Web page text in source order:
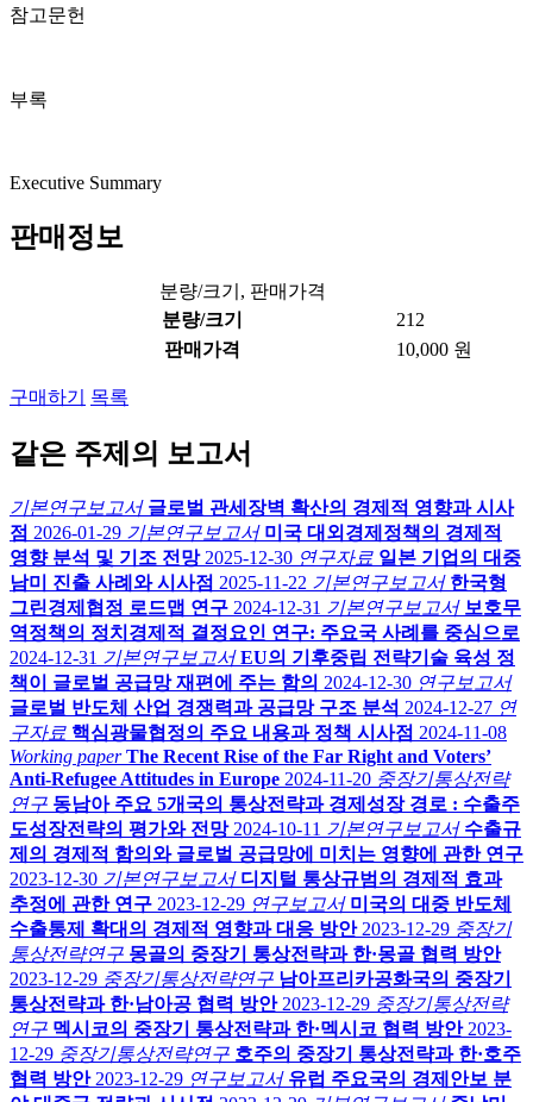
참고문헌
부록
Executive Summary
판매정보
분량/크기, 판매가격
분량/크기
212
판매가격
10,000 원
구매하기 목록
같은 주제의 보고서
기본연구보고서 글로벌 관세장벽 확산의 경제적 영향과 시사
점 2026-01-29 기본연구보고서 미국 대외경제정책의 경제적
영향 분석 및 기조 전망 2025-12-30 연구자료 일본 기업의 대중
남미 진출 사례와 시사점 2025-11-22 기본연구보고서 한국형
그린경제협정 로드맵 연구 2024-12-31 기본연구보고서 보호무
역정책의 정치경제적 결정요인 연구: 주요국 사례를 중심으로
2024-12-31 기본연구보고서 EU의 기후중립 전략기술 육성 정
책이 글로벌 공급망 재편에 주는 함의 2024-12-30 연구보고서
글로벌 반도체 산업 경쟁력과 공급망 구조 분석 2024-12-27 연
구자료 핵심광물협정의 주요 내용과 정책 시사점 2024-11-08
Working paper The Recent Rise of the Far Right and Voters’
Anti-Refugee Attitudes in Europe 2024-11-20 중장기통상전략
연구 동남아 주요 5개국의 통상전략과 경제성장 경로 : 수출주
도성장전략의 평가와 전망 2024-10-11 기본연구보고서 수출규
제의 경제적 함의와 글로벌 공급망에 미치는 영향에 관한 연구
2023-12-30 기본연구보고서 디지털 통상규범의 경제적 효과
추정에 관한 연구 2023-12-29 연구보고서 미국의 대중 반도체
수출통제 확대의 경제적 영향과 대응 방안 2023-12-29 중장기
통상전략연구 몽골의 중장기 통상전략과 한·몽골 협력 방안
2023-12-29 중장기통상전략연구 남아프리카공화국의 중장기
통상전략과 한·남아공 협력 방안 2023-12-29 중장기통상전략
연구 멕시코의 중장기 통상전략과 한·멕시코 협력 방안 2023-
12-29 중장기통상전략연구 호주의 중장기 통상전략과 한·호주
협력 방안 2023-12-29 연구보고서 유럽 주요국의 경제안보 분